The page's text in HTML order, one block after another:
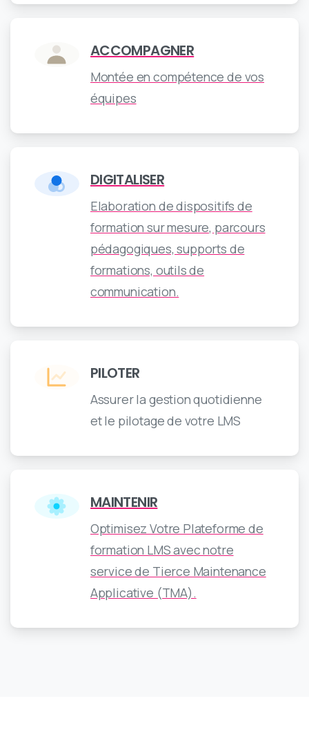
ACCOMPAGNER
Montée en compétence de vos
équipes
DIGITALISER
Elaboration de dispositifs de
formation sur mesure, parcours
pédagogiques, supports de
formations, outils de
communication.
PILOTER
Assurer la gestion quotidienne
et le pilotage de votre LMS
MAINTENIR
Optimisez Votre Plateforme de
formation LMS avec notre
service de Tierce Maintenance
Applicative (TMA).